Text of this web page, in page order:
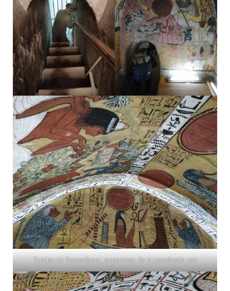
Tumba de Sennedyem, supervisor de la necrópolis real